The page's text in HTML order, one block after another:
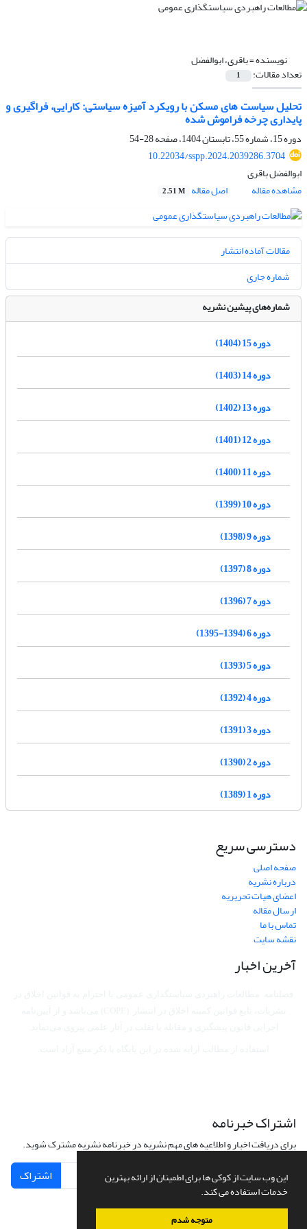
این وب سایت از کوکی ها برای اطمینان از ارائه بهترین
خدمات استفاده می کند.
متوجه شدم
نویسنده =باقری، ابوالفضل
تعداد مقالات: 1
تحلیل سیاست های مسکن با رویکرد آمیزه سیاستی: کارایی، فراگیری و
پایداری چرخه فراموش شده
دوره 15، شماره 55، تابستان 1404، صفحه
28-54
10.22034/sspp.2024.2039286.3704
ابوالفضل باقری
مشاهده مقاله
اصل مقاله 2.51 M
مقالات آماده انتشار
شماره جاری
شماره‌های پیشین نشریه
دوره 15 (1404)
دوره 14 (1403)
دوره 13 (1402)
دوره 12 (1401)
دوره 11 (1400)
دوره 10 (1399)
دوره 9 (1398)
دوره 8 (1397)
دوره 7 (1396)
دوره 6 (1394-1395)
دوره 5 (1393)
دوره 4 (1392)
دوره 3 (1391)
دوره 2 (1390)
دوره 1 (1389)
دسترسی سریع
صفحه اصلی
درباره نشریه
اعضای هیات تحریریه
ارسال مقاله
تماس با ما
نقشه سایت
آخرین اخبار
اشتراک خبرنامه
برای دریافت اخبار و اطلاعیه های مهم نشریه در خبرنامه نشریه مشترک شوید.
اشتراک